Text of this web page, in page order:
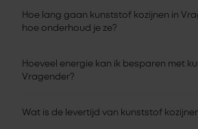
Hoe lang gaan kunststof kozijnen in
hoe onderhoud je ze?
Hoeveel energie kan ik besparen met
Vragender?
Wat is de levertijd van kunststof